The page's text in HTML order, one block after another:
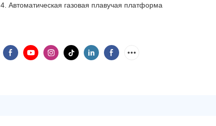
4. Автоматическая газовая плавучая платформа